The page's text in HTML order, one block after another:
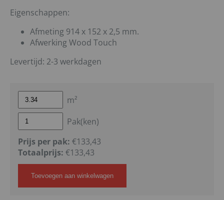
Eigenschappen:
Afmeting 914 x 152 x 2,5 mm.
Afwerking Wood Touch
Levertijd: 2-3 werkdagen
m²
Pak(ken)
Prijs per pak: €133,43
Totaalprijs: €133,43
Toevoegen aan winkelwagen